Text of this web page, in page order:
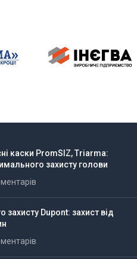
каски PromSIZ, Triarma:
захисту голови
захисту Dupont: захист від